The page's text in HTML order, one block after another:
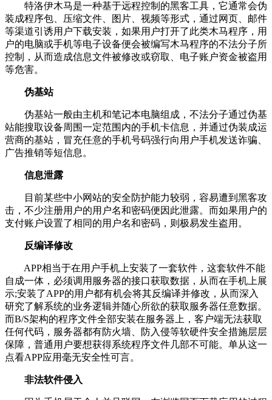
特洛伊木马是一种基于远程控制的黑客工具，它通常会伪
装成程序包、压缩文件、图片、视频等形式，通过网页、邮件
等渠道引诱用户下载安装，如果用户打开了此类木马程序，用
户的电脑或手机等电子设备便会被编写木马程序的不法分子所
控制，从而造成信息文件被修改或窃取、电子账户资金被盗用
等危害。
伪基站
伪基站一般由主机和笔记本电脑组成，不法分子通过伪基
站能搜取设备周围一定范围内的手机卡信息，并通过伪装成运
营商的基站，冒充任意的手机号码强行向用户手机发送诈骗、
广告推销等短信息。
信息泄露
目前某些中小网站的安全防护能力较弱，容易遭到黑客攻
击，不少注册用户的用户名和密码便因此泄露。而如果用户的
支付账户设置了相同的用户名和密码，则极易发生盗用。
反编译修改
APP相当于在用户手机上安装了一套软件，这套软件不能
自成一体，必须调用服务器的接口获取数据，从而在手机上展
示;安装了APP的用户都有机会将其反编译并修改，从而深入
研究了解系统的业务逻辑并随心所欲的获取服务器任意数据。
而B/S架构的程序文件全部安装在服务器上，客户端无法获取
任何代码，服务器都有防火墙、防入侵等软硬件安全措施层层
保障，普通用户要想获得系统程序文件几部不可能。单从这一
点看APP应用毫无安全性可言。
非法软件侵入